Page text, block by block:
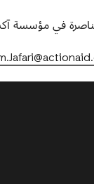
في مؤسسة